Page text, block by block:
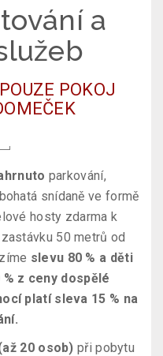
a
POKOJ
parkování,
snídaně ve formě
hosty zdarma k
50 metrů od
slevu 80 % a děti
z ceny dospělé
platí sleva 15 % na
20 osob) při pobytu